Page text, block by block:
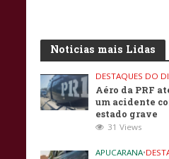
Noticias mais Lidas
DESTAQUES DO
Aéro da PRF
um acidente
estado grave
31 Views
APUCARANA•